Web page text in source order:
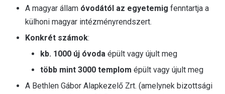
A magyar állam óvodától az egyetemig fenntartja a
külhoni magyar intézményrendszert.
Konkrét számok:
kb. 1000 új óvoda épült vagy újult meg
több mint 3000 templom épült vagy újult meg
A Bethlen Gábor Alapkezelő Zrt. (amelynek bizottsági